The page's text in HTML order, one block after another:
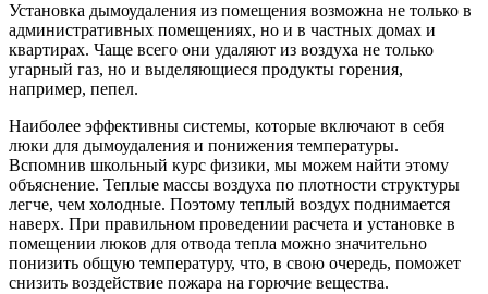
Установка дымоудаления из помещения возможна не только в
административных помещениях, но и в частных домах и
квартирах. Чаще всего они удаляют из воздуха не только
угарный газ, но и выделяющиеся продукты горения,
например, пепел.
Наиболее эффективны системы, которые включают в себя
люки для дымоудаления и понижения температуры.
Вспомнив школьный курс физики, мы можем найти этому
объяснение. Теплые массы воздуха по плотности структуры
легче, чем холодные. Поэтому теплый воздух поднимается
наверх. При правильном проведении расчета и установке в
помещении люков для отвода тепла можно значительно
понизить общую температуру, что, в свою очередь, поможет
снизить воздействие пожара на горючие вещества.